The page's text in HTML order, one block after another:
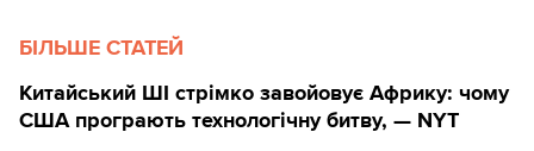
БІЛЬШЕ СТАТЕЙ
Китайський ШІ стрімко завойовує Африку: чому
США програють технологічну битву, — NYT